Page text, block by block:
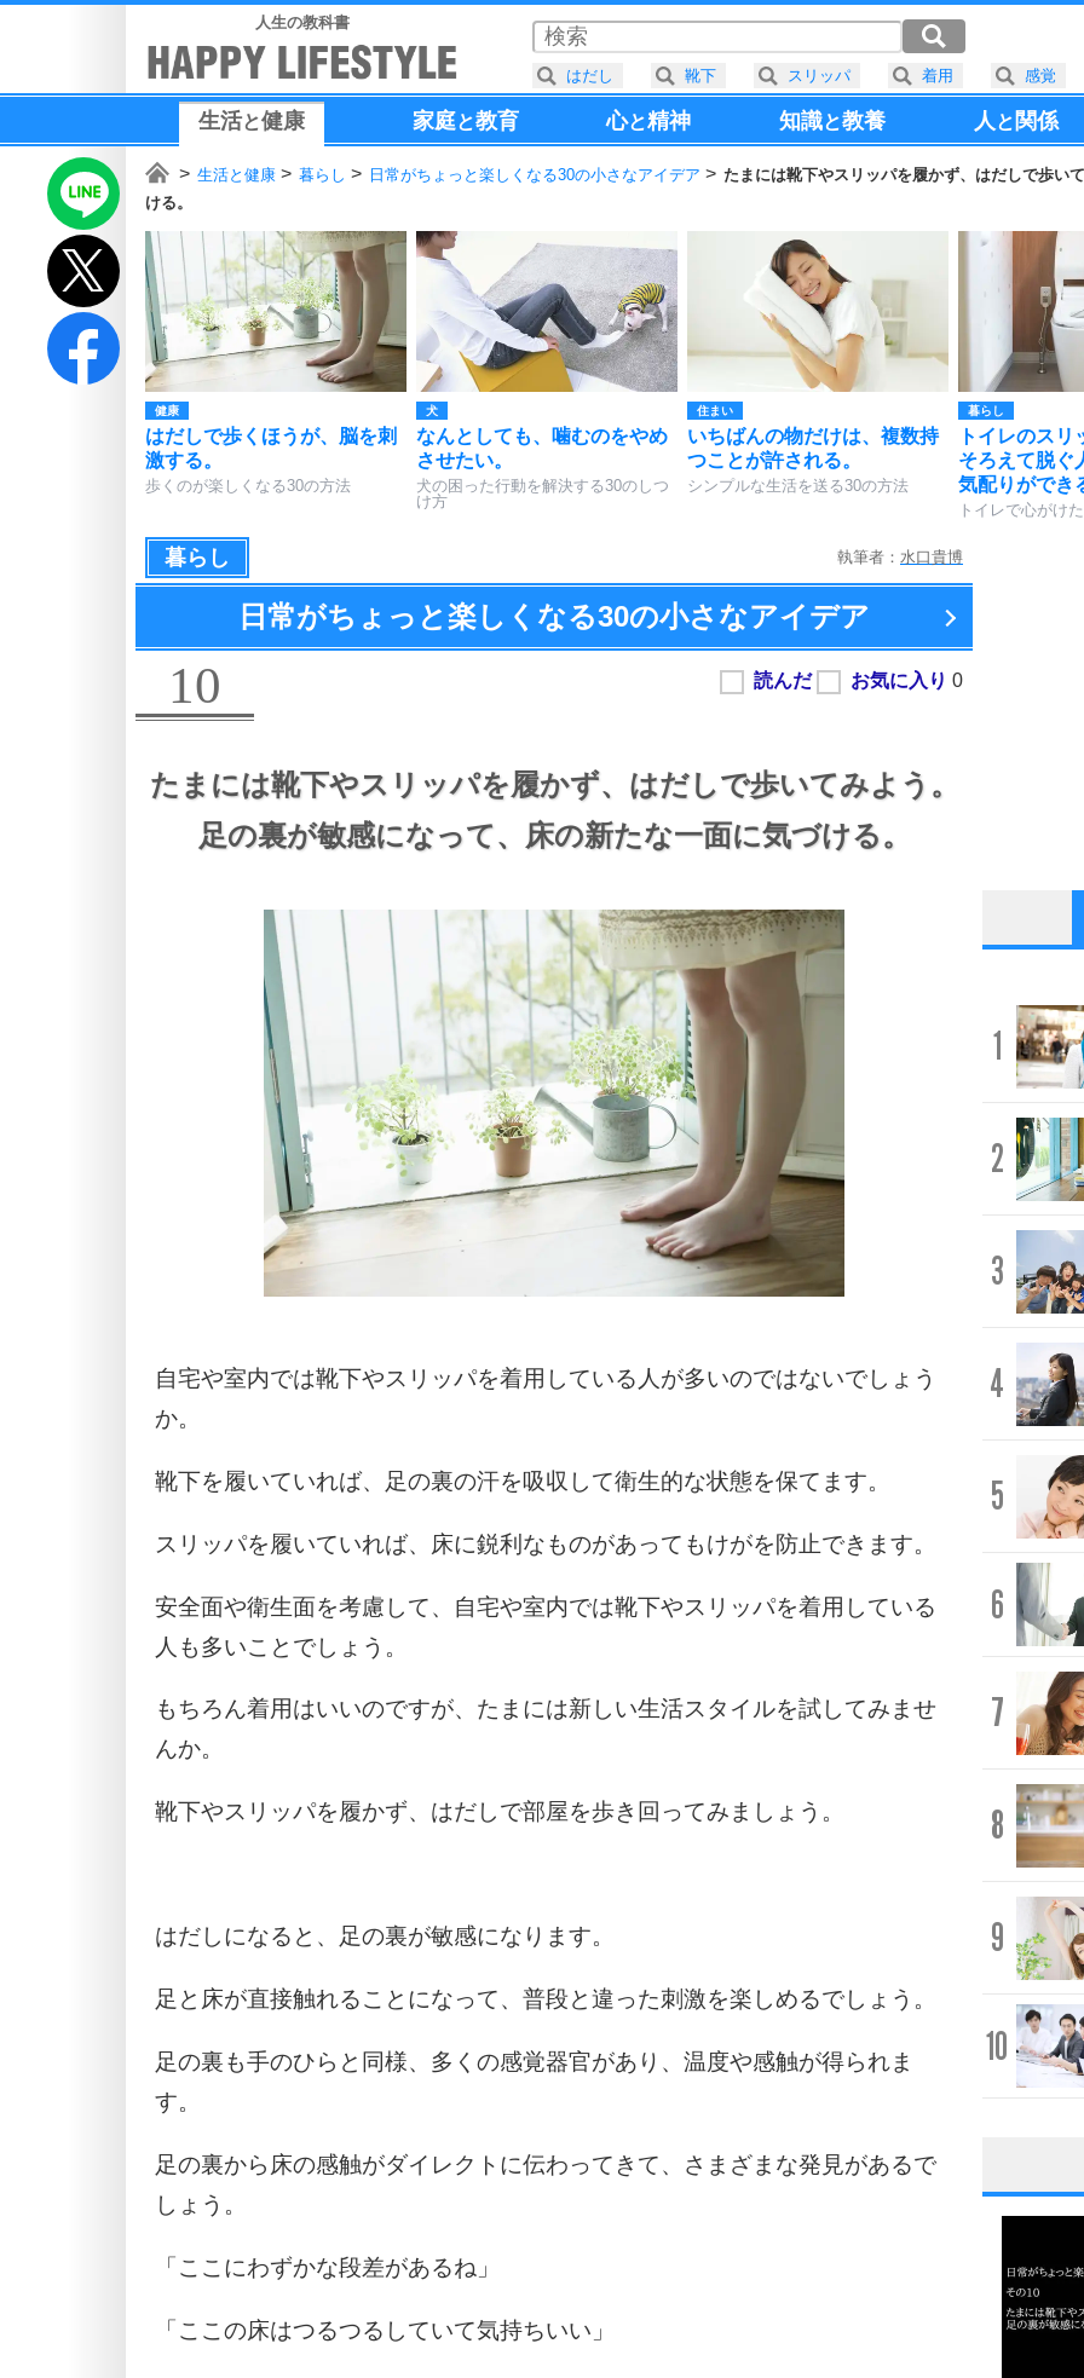
人生の教科書
生活と健康 家庭と教育 心と精神 知識と教養 人と 関係
生活と健康 暮らし 日常がちょっと楽しくなる30の小さなアイデア
たまには靴下やスリッパを履かず、はだしで歩い
ける。
健康
はだしで歩くほうが、脳を刺
激する。
歩くのが楽しくなる30の方法
犬
なんとしても、噛むのをやめ
させたい。
犬の困った行動を解決する30のしつ
け方
住まい
いちばんの物だけは、複数持
つことが許される。
シンプルな生活を送る30の方法
暮らし
トイレのスリ
そろえて脱ぐ
気配りができ
トイレで心がけ
暮らし 執筆者： 水口貴博
日常がちょっと楽しくなる30の小さなアイデア
10
たまには靴下やスリッパを履かず、 はだしで歩いてみよう。
足の裏が敏感になって、 床の新たな一面に気づける。
自宅や室内では靴下やスリッパを着用している人が多いのではないでしょう
か。
靴下を履いていれば、足の裏の汗を吸収して衛生的な状態を保てます。
スリッパを履いていれば、床に鋭利なものがあってもけがを防止できます。
安全面や衛生面を考慮して、自宅や室内では靴下やスリッパを着用している
人も多いことでしょう。
もちろん着用はいいのですが、たまには新しい生活スタイルを試してみませ
んか。
靴下やスリッパを履かず、はだしで部屋を歩き回ってみましょう。
はだしになると、足の裏が敏感になります。
足と床が直接触れることになって、普段と違った刺激を楽しめるでしょう。
足の裏も手のひらと同様、多くの感覚器官があり、温度や感触が得られま
す。
足の裏から床の感触がダイレクトに伝わってきて、さまざまな発見があるで
しょう。
「ここにわずかな段差があるね」
「ここの床はつるつるしていて気持ちいい」
1
2
3
4
5
6
7
8
9
10
1
はだし 靴下 スリッパ 着用 感覚